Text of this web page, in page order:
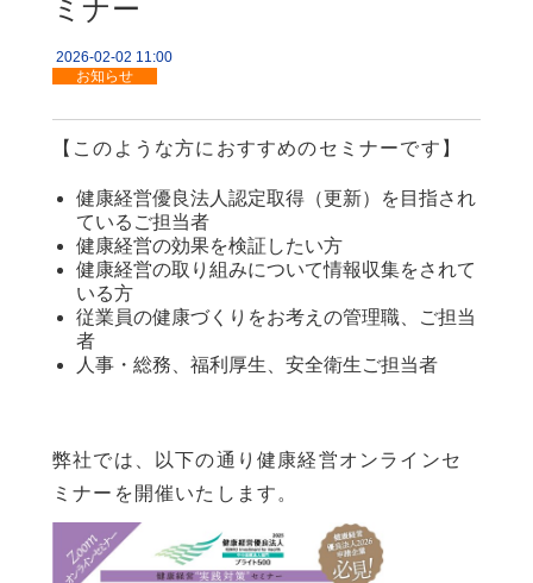
ミナー
2026-02-02 11:00
お知らせ
【このような方におすすめのセミナーです】
健康経営優良法人認定取得（更新）を目指され
ているご担当者
健康経営の効果を検証したい方
健康経営の取り組みについて情報収集をされて
いる方
従業員の健康づくりをお考えの管理職、ご担当
者
人事・総務、福利厚生、安全衛生ご担当者
弊社では、以下の通り健康経営オンラインセ
ミナーを開催いたします。